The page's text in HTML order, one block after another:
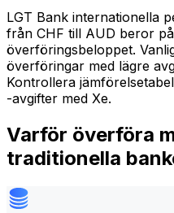
LGT Bank internationella
från CHF till AUD beror
överföringsbeloppet.
överföringar med lägre
Kontrollera
-avgifter med Xe.
Varför överföra
traditionella